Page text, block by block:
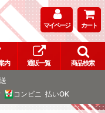
マイページ カート
内 通販一覧 商品検索
コンビニ 払いOK